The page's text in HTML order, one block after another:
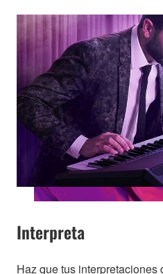
Interpreta
Haz que tus interpretaciones